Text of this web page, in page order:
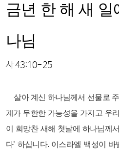
금년 한 해 새
나님
사 43:10-25
살아 계신 하나님께서 선물로
계가 무한한 가능성을 가지고 우
이 희망찬 새해 첫날에 하나님께
다’ 하십니다. 이스라엘 백성이